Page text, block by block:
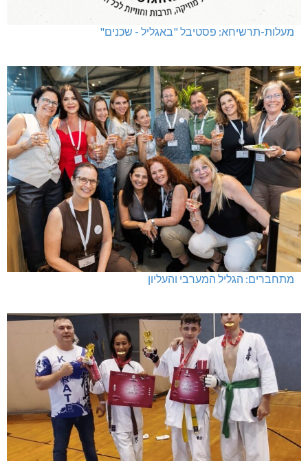
מעלות-תרשיחא: פסטיבל "באגליל - שכנים"
מתחברים: הגליל המערבי והעליון